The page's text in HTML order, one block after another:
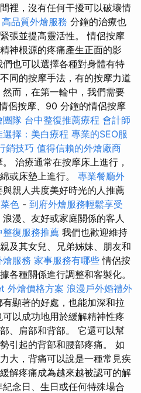
裡，沒有任何干擾可以破壞情
高品質外燴服務 分鐘的治療也
張並提高靈活性。 情侶按摩
神根源的疼痛產生正面的影
也可以選擇各種對身體有特
同的按摩手法，有的按摩力道
而，在第一輪中，我們需要
侶按摩、90 分鐘的情侶按摩
團隊 台中整復推薦療程 會計師
擇：美白療程 專業的SEO服
銷技巧 值得信賴的外燴廠商
治療通常在按摩床上進行，
或床墊上進行。 專業餐廳外
親人共度美好時光的人推薦
色 - 到府外燴服務輕鬆享受
浪漫、友好或家庭關係的客人
整復服務推薦 我們也歡迎維持
及其女兒、兄弟姊妹、朋友和
燴服務 家事服務有哪些 情侶按
各種關係進行調整和客製化。
外燴價格方案 浪漫戶外婚禮外
顯著的好處，也能加深和拉
以成功地用於緩解精神性疼
、肩部和背部。 它還可以幫
引起的背部和腰部疼痛。 如
大，背痛可以說是一種常見疾
解疼痛成為越來越被認可的解
念日、生日或任何特殊場合